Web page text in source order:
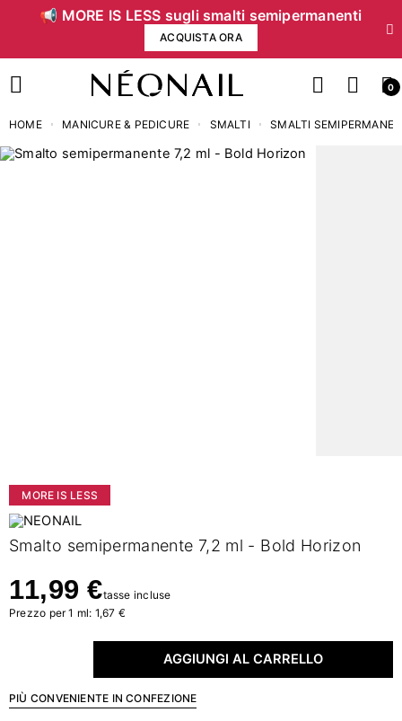
📢 MORE IS LESS sugli smalti semipermanenti
ACQUISTA ORA
0
HOME MANICURE & PEDICURE SMALTI SMALTI
MORE IS LESS
Smalto semipermanente 7,2 ml - Bold Horizon
11,99 €tasse incluse
Prezzo per 1 ml: 1,67 €
AGGIUNGI AL CARRELLO
PIÙ CONVENIENTE IN CONFEZIONE